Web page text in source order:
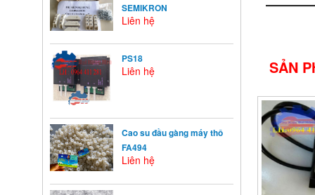
SEMIKRON
Liên hệ
PS18
Liên hệ
Cao su đầu gàng máy thô
FA494
Liên hệ
SẢN